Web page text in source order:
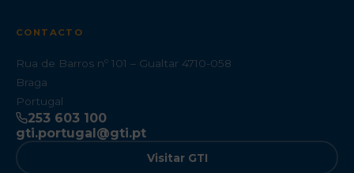
CONTACTO
Rua de Barros nº 101 – Gualtar 4710-058
Braga
Portugal
253 603 100
gti.portugal@gti.pt
Visitar GTI